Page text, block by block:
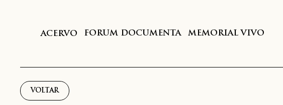
ACERVO FORUM DOCUMENTA MEMORIAL VIVO
VOLTAR